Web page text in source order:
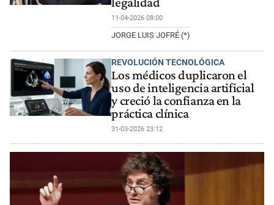
11-04-2026 08:00
JORGE LUIS JOFRÉ (*)
REVOLUCIÓN TECNOLÓGICA
Los médicos duplicaron el
uso de inteligencia artificial
y creció la confianza en la
práctica clínica
31-03-2026 23:12